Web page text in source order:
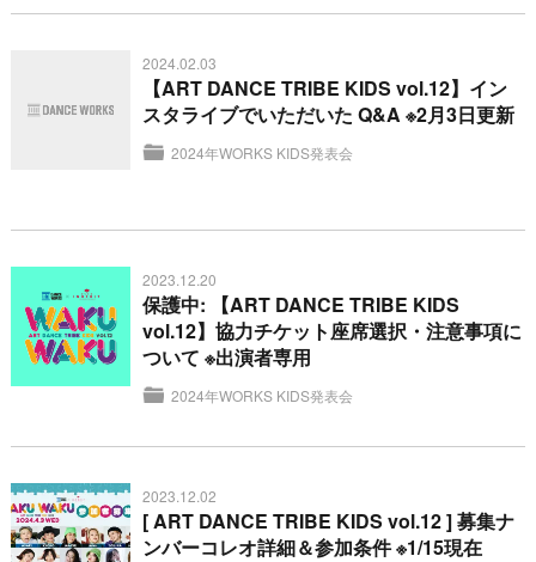
2024.02.03
【ART DANCE TRIBE KIDS vol.12】イン
スタライブでいただいた Q&A ※2月3日更新
2024年WORKS KIDS発表会
2023.12.20
保護中: 【ART DANCE TRIBE KIDS
vol.12】協力チケット座席選択・注意事項に
ついて ※出演者専用
2024年WORKS KIDS発表会
2023.12.02
[ ART DANCE TRIBE KIDS vol.12 ] 募集ナ
ンバーコレオ詳細＆参加条件 ※1/15現在